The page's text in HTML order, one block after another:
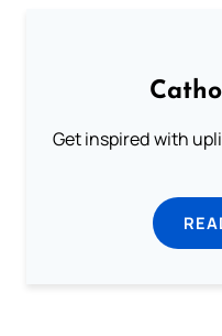
Get inspired with